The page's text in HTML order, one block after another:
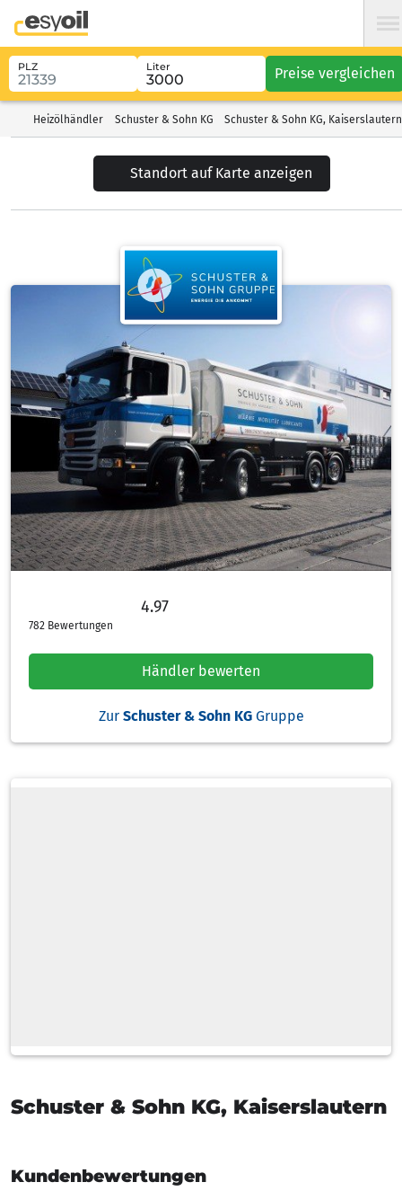
PLZ Liter Preise vergleichen
Heizölhändler Schuster & Sohn KG Schuster & Sohn KG, Kaiserslautern
Standort auf Karte anzeigen
4.97
4.97 von 5 Sternen
782 Bewertungen
Händler bewerten
Zur Schuster & Sohn KGGruppe
Schuster & Sohn KG, Kaiserslautern
Kundenbewertungen